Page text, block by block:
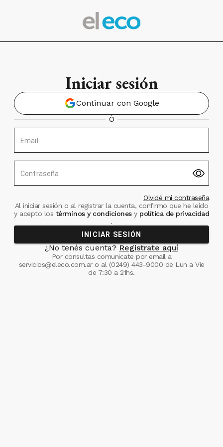
Iniciar sesión
Continuar con Google
Ó
Email
Contraseña
Olvidé mi contraseña
Al iniciar sesión o al registrar la cuenta, confirmo que he leído
y acepto los términos y condiciones ypolítica de privacidad
.
INICIAR SESIÓN
¿No tenés cuenta? Registrate aquí
Por consultas comunicate por email a
servicios@eleco.com.aro al (0249) 443-9000 de Lun a Vie
de 7:30 a 21hs.